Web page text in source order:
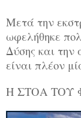
Μετά την
ωφελήθηκε
Δύσης και την
είναι πλέον
Η ΣΤΟΑ ΤΟΥ